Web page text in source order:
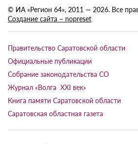
© ИА «Регион 64», 2011 — 2026. Все
Создание сайта – nopreset
Правительство Саратовской области
Официальные публикации
Собрание законодательства СО
Журнал «Волга XXI век»
Книга памяти Саратовской области
Саратовская областная газета